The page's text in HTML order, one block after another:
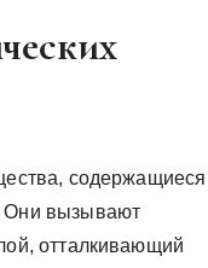
содержащиеся
Они вызывают
отталкивающий